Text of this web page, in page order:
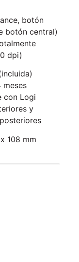
botón
botón central)
dpi)
meses
con Logi
y
108 mm